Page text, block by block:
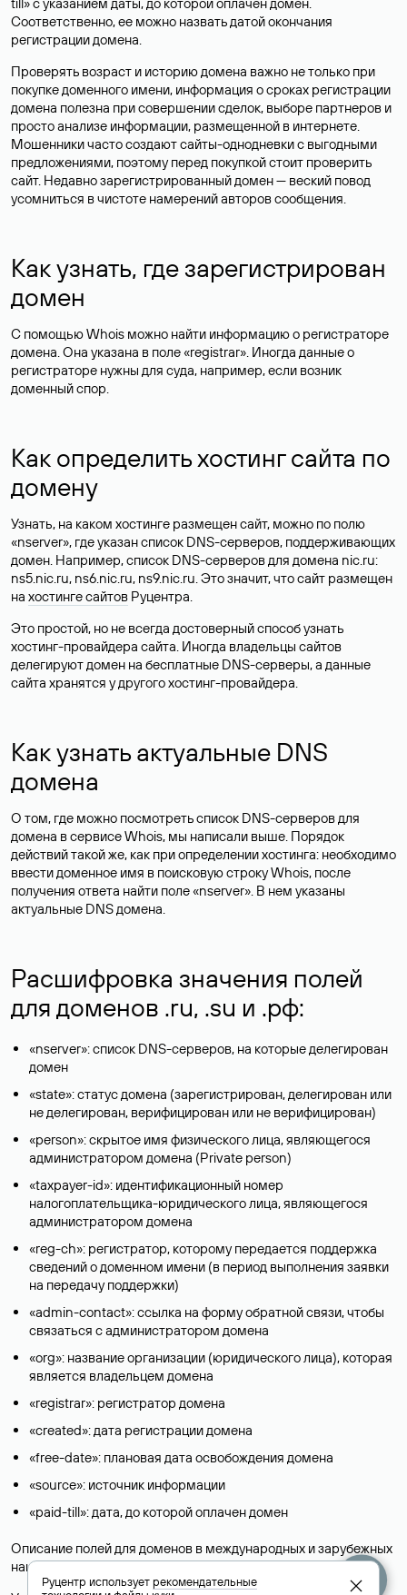
Соответственно, ее можно назвать датой окончания
регистрации домена.
Проверять возраст и историю домена важно не только при
покупке доменного имени, информация о сроках регистрации
домена полезна при совершении сделок, выборе партнеров и
просто анализе информации, размещенной в интернете.
Мошенники часто создают сайты-однодневки с выгодными
предложениями, поэтому перед покупкой стоит проверить
сайт. Недавно зарегистрированный домен — веский повод
усомниться в чистоте намерений авторов сообщения.
Как узнать, где зарегистрирован
домен
С помощью Whois можно найти информацию о регистраторе
домена. Она указана в поле «registrar». Иногда данные о
регистраторе нужны для суда, например, если возник
доменный спор.
Как определить хостинг сайта по
домену
Узнать, на каком хостинге размещен сайт, можно по полю
«nserver», где указан список DNS-серверов, поддерживающих
домен. Например, список DNS-серверов для домена nic.ru:
ns5.nic.ru, ns6.nic.ru, ns9.nic.ru. Это значит, что сайт размещен
на хостинге сайтов Руцентра.
Это простой, но не всегда достоверный способ узнать
хостинг-провайдера сайта. Иногда владельцы сайтов
делегируют домен на бесплатные DNS-серверы, а данные
сайта хранятся у другого хостинг-провайдера.
Как узнать актуальные DNS
домена
О том, где можно посмотреть список DNS-серверов для
домена в сервисе Whois, мы написали выше. Порядок
действий такой же, как при определении хостинга: необходимо
ввести доменное имя в поисковую строку Whois, после
получения ответа найти поле «nserver». В нем указаны
актуальные DNS домена.
Расшифровка значения полей
для доменов .ru, .su и .рф:
«nserver»: список DNS-серверов, на которые делегирован
домен
«state»: статус домена (зарегистрирован, делегирован или
не делегирован, верифицирован или не верифицирован)
«person»: скрытое имя физического лица, являющегося
администратором домена (Privatе person)
«taxpayer-id»: идентификационный номер
налогоплательщика-юридического лица, являющегося
администратором домена
«reg-ch»: регистратор, которому передается поддержка
сведений о доменном имени (в период выполнения заявки
на передачу поддержки)
«admin-contact»: ссылка на форму обратной связи, чтобы
связаться с администратором домена
«org»: название организации (юридического лица), которая
является владельцем домена
«registrar»: регистратор домена
«created»: дата регистрации домена
«free-date»: плановая дата освобождения домена
«source»: источник информации
«paid-till»: дата, до которой оплачен домен
Описание полей для доменов в международных и зарубежных
национальных доменах представлены в разделе «Помощь».
Руцентр используетрекомендательные